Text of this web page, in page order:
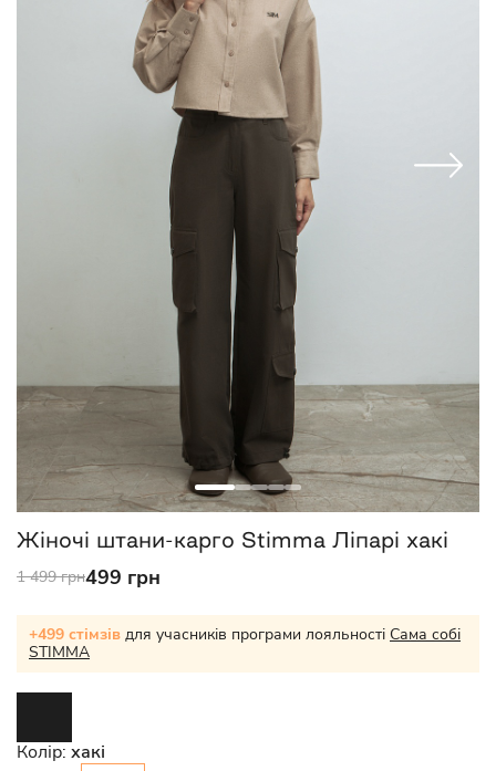
Жіночі штани-карго Stimma Ліпарі хакі
1 499 грн499 грн
+499 стімзів для учасників програми лояльності Сама собі
STIMMA
Колір: хакі